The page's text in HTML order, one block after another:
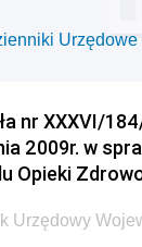
Urzędowe
nr XXXVI/
2009r. w
Opieki
Urzędowy